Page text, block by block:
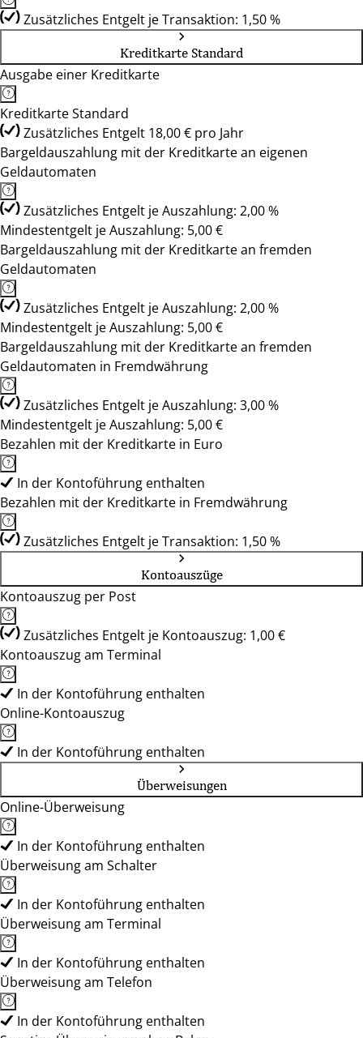
Zusätzliches Entgelt je Transaktion: 1,50 %
Kreditkarte Standard
Ausgabe einer Kreditkarte
Kreditkarte Standard
Zusätzliches Entgelt 18,00 € pro Jahr
Bargeldauszahlung mit der Kreditkarte an eigenen
Geldautomaten
Zusätzliches Entgelt je Auszahlung: 2,00 %
Mindestentgelt je Auszahlung: 5,00 €
Bargeldauszahlung mit der Kreditkarte an fremden
Geldautomaten
Zusätzliches Entgelt je Auszahlung: 2,00 %
Mindestentgelt je Auszahlung: 5,00 €
Bargeldauszahlung mit der Kreditkarte an fremden
Geldautomaten in Fremdwährung
Zusätzliches Entgelt je Auszahlung: 3,00 %
Mindestentgelt je Auszahlung: 5,00 €
Bezahlen mit der Kreditkarte in Euro
In der Kontoführung enthalten
Bezahlen mit der Kreditkarte in Fremdwährung
Zusätzliches Entgelt je Transaktion: 1,50 %
Kontoauszüge
Kontoauszug per Post
Zusätzliches Entgelt je Kontoauszug: 1,00 €
Kontoauszug am Terminal
In der Kontoführung enthalten
Online-Kontoauszug
In der Kontoführung enthalten
Überweisungen
Online-Überweisung
In der Kontoführung enthalten
Überweisung am Schalter
In der Kontoführung enthalten
Überweisung am Terminal
In der Kontoführung enthalten
Überweisung am Telefon
In der Kontoführung enthalten